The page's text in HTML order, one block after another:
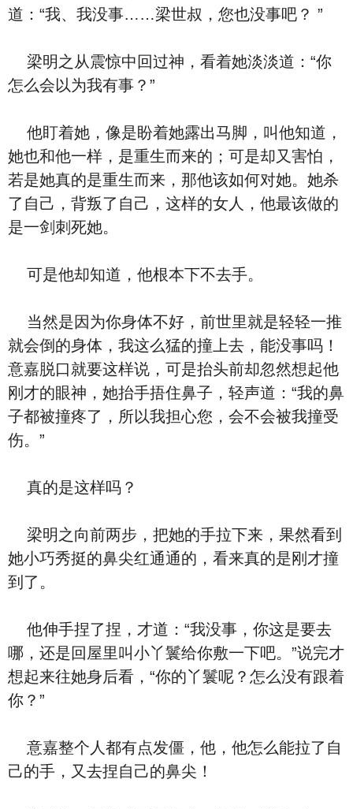
道：“我、我没事……梁世叔，您也没事吧？ ”
梁明之从震惊中回过神，看着她淡淡道：“你
怎么会以为我有事？”
他盯着她，像是盼着她露出马脚，叫他知道，
她也和他一样，是重生而来的；可是却又害怕，
若是她真的是重生而来，那他该如何对她。她杀
了自己，背叛了自己，这样的女人，他最该做的
是一剑刺死她。
可是他却知道，他根本下不去手。
当然是因为你身体不好，前世里就是轻轻一推
就会倒的身体，我这么猛的撞上去，能没事吗！
意嘉脱口就要这样说，可是抬头前却忽然想起他
刚才的眼神，她抬手捂住鼻子，轻声道：“我的鼻
子都被撞疼了，所以我担心您，会不会被我撞受
伤。”
真的是这样吗？
梁明之向前两步，把她的手拉下来，果然看到
她小巧秀挺的鼻尖红通通的，看来真的是刚才撞
到了。
他伸手捏了捏，才道：“我没事，你这是要去
哪，还是回屋里叫小丫鬟给你敷一下吧。”说完才
想起来往她身后看，“你的丫鬟呢？怎么没有跟着
你？”
意嘉整个人都有点发僵，他，他怎么能拉了自
己的手，又去捏自己的鼻尖！